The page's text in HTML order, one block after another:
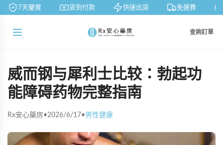
7天鑒賞 貨到付款 快速出貨 免運費
查詢訂單
威而钢与犀利士比较：勃起功
能障碍药物完整指南
Rx安心藥房•2026/6/17•男性健康